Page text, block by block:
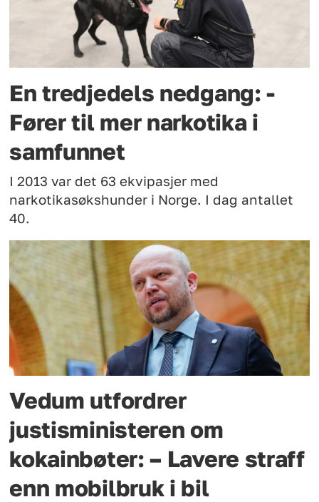
En tredjedels nedgang: -
Fører til mer narkotika i
samfunnet
I 2013 var det 63 ekvipasjer med
narkotikasøkshunder i Norge. I dag antallet
40.
Vedum utfordrer
justisministeren om
kokainbøter: – Lavere straff
enn mobilbruk i bil